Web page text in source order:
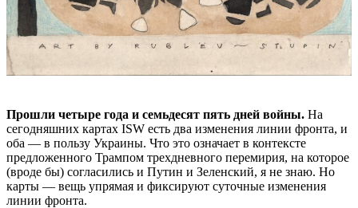
Прошли четыре года и семьдесят пять дней войны. На
сегодняшних картах ISW есть два изменения линии фронта, и
оба — в пользу Украины. Что это означает в контексте
предложенного Трампом трехдневного перемирия, на которое
(вроде бы) согласились и Путин и Зеленский, я не знаю. Но
карты — вещь упрямая и фиксируют суточные изменения
линии фронта.